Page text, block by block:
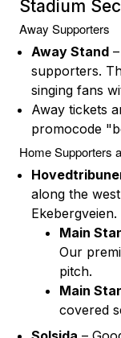
Stadium
Away Supporters
Away Stand
supporters.
singing fans
Away tickets
promocode
Home Supporters
along the
Ekebergveien.
Main
Our
pitch.
Main
covered